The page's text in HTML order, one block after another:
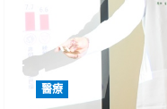
a
d
醫療